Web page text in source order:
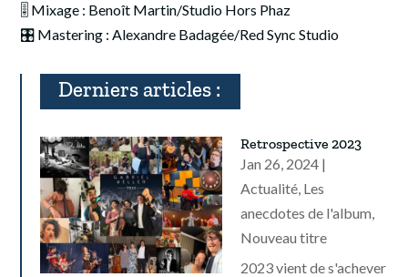
🎚️ Mixage : Benoît Martin/Studio Hors Phaz
🎛️ Mastering : Alexandre Badagée/Red Sync Studio
Derniers articles :
Retrospective 2023
Jan 26, 2024 |
Actualité, Les
anecdotes de l'album,
Nouveau titre
2023 vient de s'achever